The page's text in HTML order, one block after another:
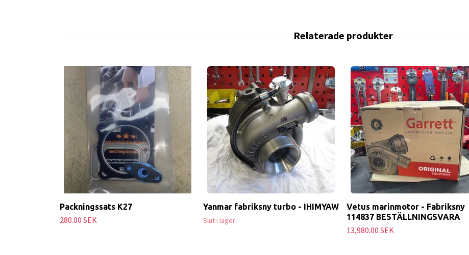
Packningssats K27
280.00 SEK
Yanmar fabriksny turbo - IHIMYAW
Slut i lager
Vetus marinmotor - Fabriksny
114837 BESTÄLLNINGSVARA
13,980.00 SEK